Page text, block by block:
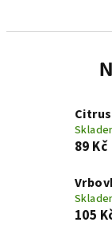
89 Kč
105